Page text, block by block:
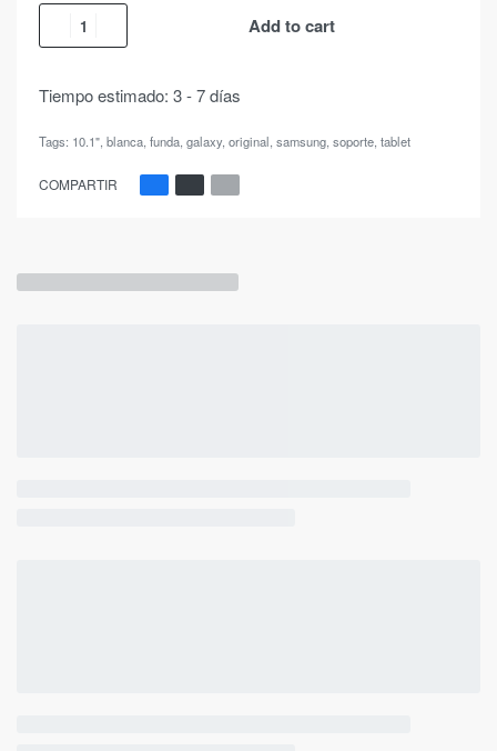
Add to cart
Tiempo estimado: 3 - 7 días
Tags: 10.1" blanca funda galaxy, original samsung soporte tablet
COMPARTIR